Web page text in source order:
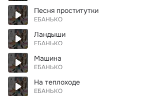
Песня проститутки
ЕБАНЬКО
Ландыши
ЕБАНЬКО
Машина
ЕБАНЬКО
На теплоходе
ЕБАНЬКО